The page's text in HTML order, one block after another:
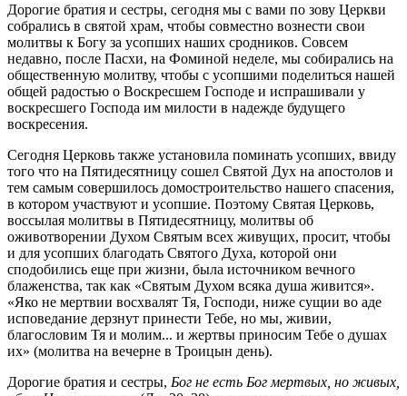
Дорогие братия и сестры, сегодня мы с вами по зову Церкви
собрались в святой храм, чтобы совместно вознести свои
молитвы к Богу за усопших наших сродников. Совсем
недавно, после Пасхи, на Фоминой неделе, мы собирались на
общественную молитву, чтобы с усопшими поделиться нашей
общей радостью о Воскресшем Господе и испрашивали у
воскресшего Господа им милости в надежде будущего
воскресения.
Сегодня Церковь также установила поминать усопших, ввиду
того что на Пятидесятницу сошел Святой Дух на апостолов и
тем самым совершилось домостроительство нашего спасения,
в котором участвуют и усопшие. Поэтому Святая Церковь,
воссылая молитвы в Пятидесятницу, молитвы об
оживотворении Духом Святым всех живущих, просит, чтобы
и для усопших благодать Святого Духа, которой они
сподобились еще при жизни, была источником вечного
блаженства, так как «Святым Духом всяка душа живится».
«Яко не мертвии восхвалят Тя, Господи, ниже сущии во аде
исповедание дерзнут принести Тебе, но мы, живии,
благословим Тя и молим... и жертвы приносим Тебе о душах
их» (молитва на вечерне в Троицын день).
Дорогие братия и сестры, Бог не есть Бог мертвых, но живых,